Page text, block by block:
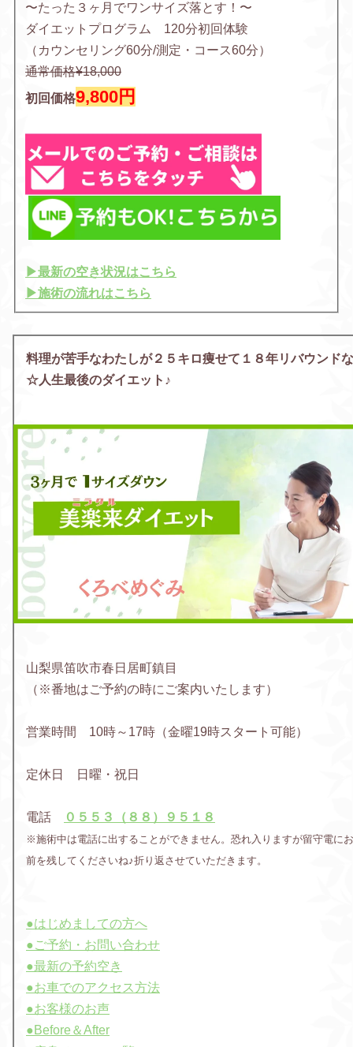
〜たった３ヶ月でワンサイズ落とす！〜
ダイエットプログラム 120分初回体験
（カウンセリング60分/測定・コース60分）
通常価格¥18,000
初回価格9,800円
▶︎最新の空き状況はこちら
▶︎施術の流れはこちら
料理が苦手なわたしが２５キロ痩せて１８年リバウンド
☆人生最後のダイエット♪
山梨県笛吹市春日居町鎮目
（※番地はご予約の時にご案内いたします）
営業時間 10時～17時（金曜19時スタート可能）
定休日 日曜・祝日
電話 ０５５３（８８）９５１８
※施術中は電話に出することができません。恐れ入りますが留守電に
前を残してくださいね♪折り返させていただきます。
●はじめましての方へ
●ご予約・お問い合わせ
●最新の予約空き
●お車でのアクセス方法
●お客様のお声
●Before＆After